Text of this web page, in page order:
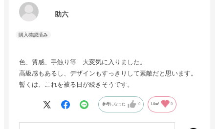
助六
色、質感、手触り等 大変気に入りました。
高級感もあるし、デザインもすっきりして素敵だと思います。
暫くは、これを被る日が続きそうです。
参考になった 0 Like! 0